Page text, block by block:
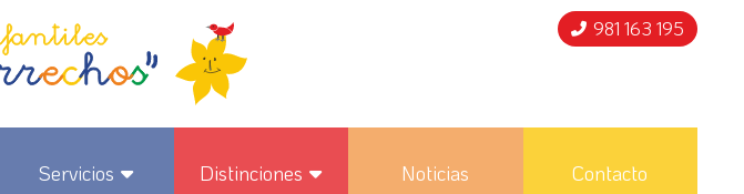
981 163 195
Servicios Distinciones Noticias Contacto